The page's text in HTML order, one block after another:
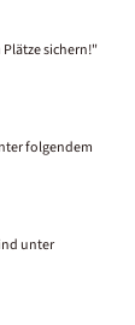
sichern!"
folgendem
unter